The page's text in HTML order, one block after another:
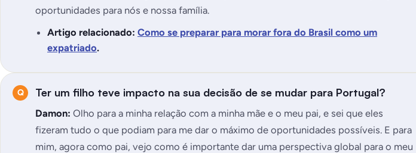
oportunidades para nós e nossa família.
Artigo relacionado: Como se preparar para morar fora do Brasil como um
expatriado.
Ter um filho teve impacto na sua decisão de se mudar para Portugal?
Damon: Olho para a minha relação com a minha mãe e o meu pai, e sei que eles
fizeram tudo o que podiam para me dar o máximo de oportunidades possíveis. E para
mim, agora como pai, vejo como é importante dar uma perspectiva global para o meu